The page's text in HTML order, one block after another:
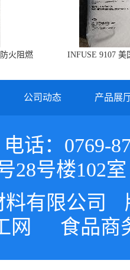
防火阻燃
INFUSE 9107 美
公司动态 产品展
电话：0769-
28号楼102室
有限公司
网 食品商